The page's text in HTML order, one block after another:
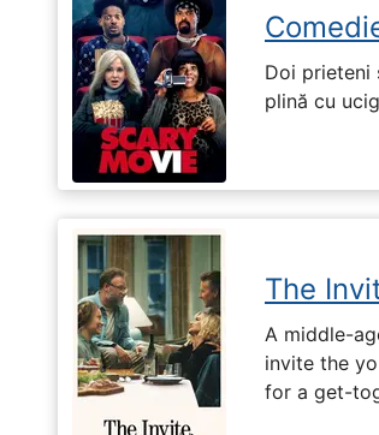
Doi prieteni
plină cu
The
A middle-
invite the
for a get-